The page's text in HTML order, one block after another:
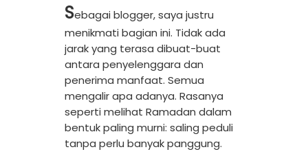
Sebagai blogger, saya justru
menikmati bagian ini. Tidak ada
jarak yang terasa dibuat-buat
antara penyelenggara dan
penerima manfaat. Semua
mengalir apa adanya. Rasanya
seperti melihat Ramadan dalam
bentuk paling murni: saling peduli
tanpa perlu banyak panggung.